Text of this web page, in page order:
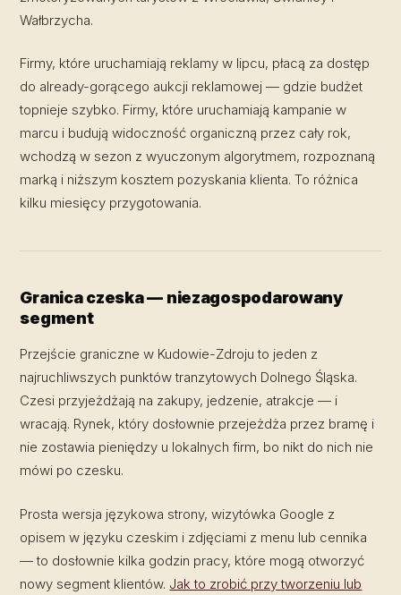
Wałbrzycha.
Firmy, które uruchamiają reklamy w lipcu, płacą za dostęp
do already-gorącego aukcji reklamowej — gdzie budżet
topnieje szybko. Firmy, które uruchamiają kampanie w
marcu i budują widoczność organiczną przez cały rok,
wchodzą w sezon z wyuczonym algorytmem, rozpoznaną
marką i niższym kosztem pozyskania klienta. To różnica
kilku miesięcy przygotowania.
Granica czeska — niezagospodarowany
segment
Przejście graniczne w Kudowie-Zdroju to jeden z
najruchliwszych punktów tranzytowych Dolnego Śląska.
Czesi przyjeżdżają na zakupy, jedzenie, atrakcje — i
wracają. Rynek, który dosłownie przejeżdża przez bramę i
nie zostawia pieniędzy u lokalnych firm, bo nikt do nich nie
mówi po czesku.
Prosta wersja językowa strony, wizytówka Google z
opisem w języku czeskim i zdjęciami z menu lub cennika
— to dosłownie kilka godzin pracy, które mogą otworzyć
nowy segment klientów. Jak to zrobić przy tworzeniu lub